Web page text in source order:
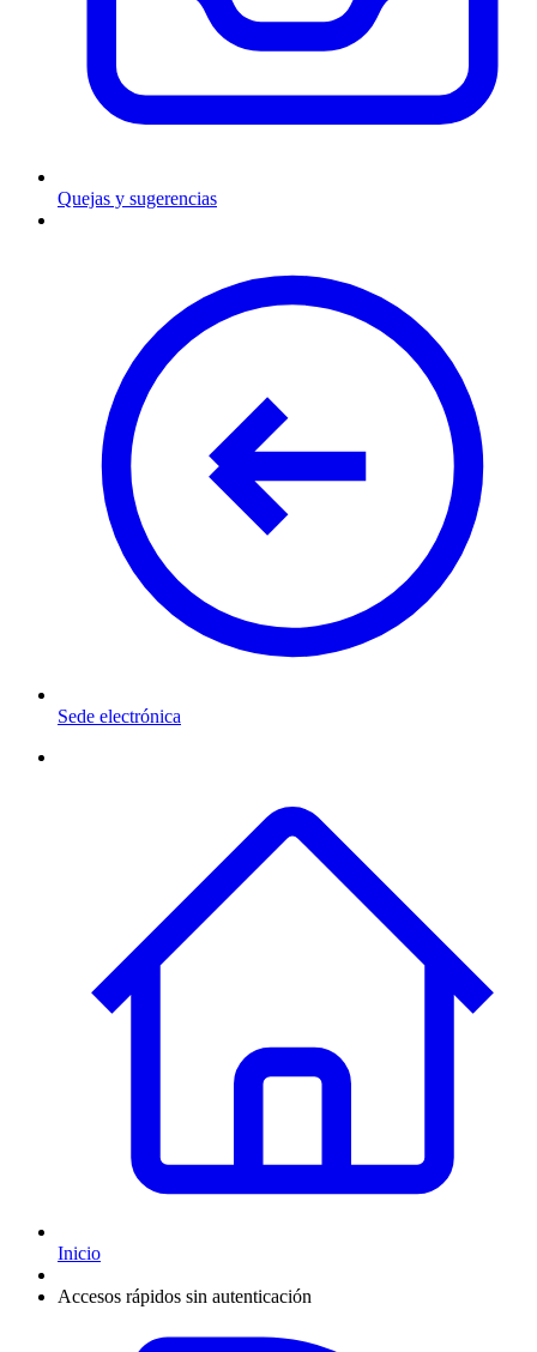
Quejas y sugerencias
Sede electrónica
Inicio
Accesos rápidos sin autenticación